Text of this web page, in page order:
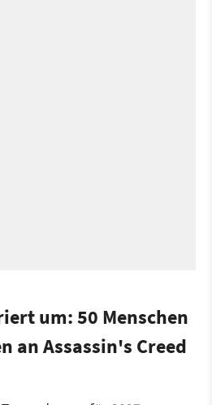
um: 50 Menschen
an Assassin's Creed